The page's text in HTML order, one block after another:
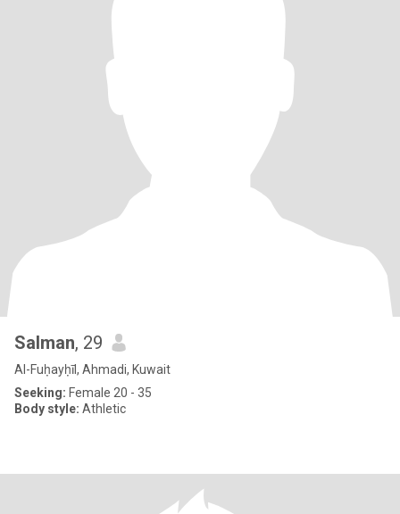
Salman, 29
Al-Fuḥayḥīl, Ahmadi, Kuwait
Seeking: Female 20 - 35
Body style: Athletic